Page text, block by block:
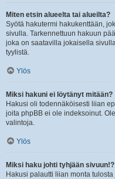
Miten etsin alueelta tai alueilta?
Syötä hakutermi hakukenttään,
sivulla. Tarkennettuun hakuun
joka on saatavilla jokaisella
tyylistä.
Ylös
Miksi hakuni ei löytänyt mitään?
Hakusi oli todennäköisesti liian
joita phpBB ei ole indeksoinut.
valintoja.
Ylös
Miksi haku johti tyhjään sivuun!?
Hakusi palautti liian monta